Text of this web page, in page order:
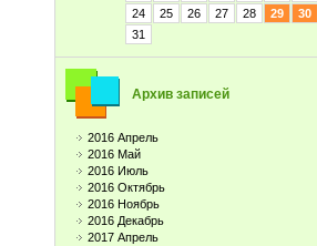
24
25 26 27 28 29
30
31
Архив записей
2016 Апрель
2016 Май
2016 Июль
2016 Октябрь
2016 Ноябрь
2016 Декабрь
2017 Апрель